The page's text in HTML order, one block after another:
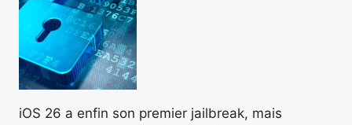
iOS 26 a enfin son premier jailbreak, mais